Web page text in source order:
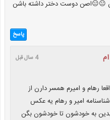
😐😑اصن دوست دختر داشته باشن
پاسخ
4 سال قبل
رهام و امیرم همسر دارن از
امیر و رهام یه عکس
بدین به خودشون تا خودشون بگن